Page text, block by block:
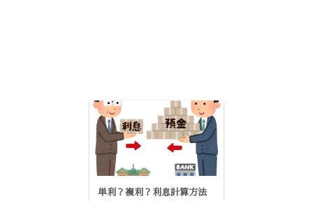
単利？複利？利息計算方法